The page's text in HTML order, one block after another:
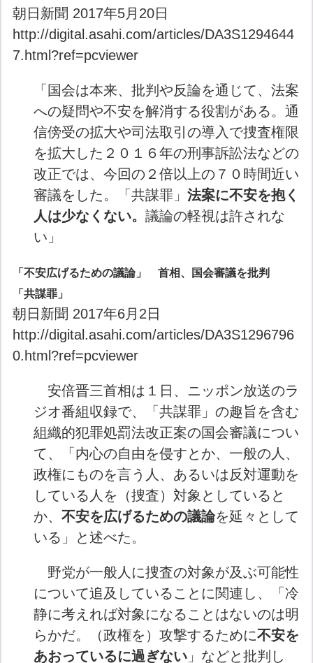
朝日新聞 2017年5月20日
http://digital.asahi.com/articles/DA3S1294644
7.html?ref=pcviewer
「国会は本来、批判や反論を通じて、法案
への疑問や不安を解消する役割がある。通
信傍受の拡大や司法取引の導入で捜査権限
を拡大した２０１６年の刑事訴訟法などの
改正では、今回の２倍以上の７０時間近い
審議をした。「共謀罪」法案に不安を抱く
人は少なくない。議論の軽視は許されな
い」
「不安広げるための議論」 首相、国会審議を批判
「共謀罪」
朝日新聞 2017年6月2日
http://digital.asahi.com/articles/DA3S1296796
0.html?ref=pcviewer
安倍晋三首相は１日、ニッポン放送のラ
ジオ番組収録で、「共謀罪」の趣旨を含む
組織的犯罪処罰法改正案の国会審議につい
て、「内心の自由を侵すとか、一般の人、
政権にものを言う人、あるいは反対運動を
している人を（捜査）対象としていると
か、不安を広げるための議論を延々として
いる」と述べた。
野党が一般人に捜査の対象が及ぶ可能性
について追及していることに関連し、「冷
静に考えれば対象になることはないのは明
らかだ。（政権を）攻撃するために不安を
あおっているに過ぎない 」などと批判し